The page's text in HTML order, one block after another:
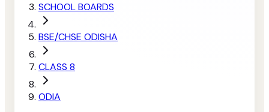
SCHOOL BOARDS
BSE/CHSE ODISHA
CLASS 8
ODIA